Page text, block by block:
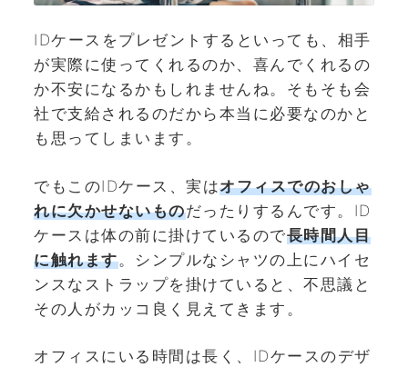
IDケースをプレゼントするといっても、相手
が実際に使ってくれるのか、喜んでくれるの
か不安になるかもしれませんね。そもそも会
社で支給されるのだから本当に必要なのかと
も思ってしまいます。
でもこのIDケース、実はオフィスでのおしゃ
れに欠かせないものだったりするんです。ID
ケースは体の前に掛けているので長時間人目
に触れます。シンプルなシャツの上にハイセ
ンスなストラップを掛けていると、不思議と
その人がカッコ良く見えてきます。
オフィスにいる時間は長く、IDケースのデザ